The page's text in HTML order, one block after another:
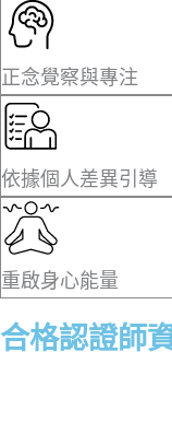
正念覺察與專注
依據個人差異引導
重啟身心能量
合格認證師